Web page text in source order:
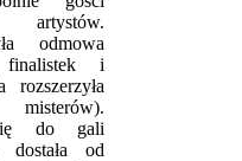
odmowa
finalistek i
rozszerzyła
się do gali
dostała od